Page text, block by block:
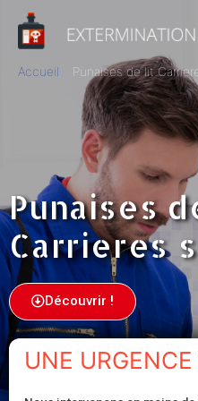
Accueil Punaises de lit
Punaises
Carrieres
Découvrir !
UNE URGENCE